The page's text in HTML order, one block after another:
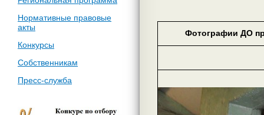
Нормативные правовые
акты
Конкурсы
Собственникам
Пресс-служба
Фотографии ДО